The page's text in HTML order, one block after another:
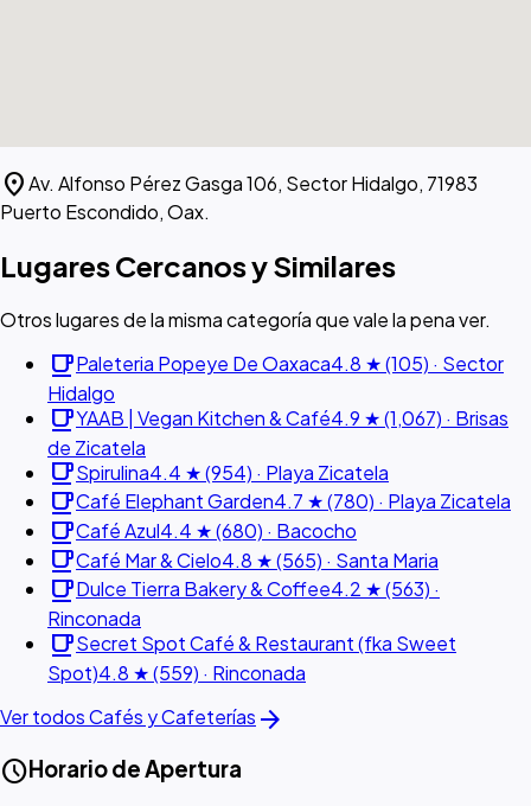
location_onAv. Alfonso Pérez Gasga 106, Sector Hidalgo, 71983
Puerto Escondido, Oax.
Lugares Cercanos y Similares
Otros lugares de la misma categoría que vale la pena ver.
local_cafePaleteria Popeye De Oaxaca4.8 ★ (105) · Sector
Hidalgo
local_cafeYAAB | Vegan Kitchen & Café4.9 ★ (1,067) · Brisas
de Zicatela
local_cafeSpirulina4.4 ★ (954) · Playa Zicatela
local_cafeCafé Elephant Garden4.7 ★ (780) · Playa Zicatela
local_cafeCafé Azul4.4 ★ (680) · Bacocho
local_cafeCafé Mar & Cielo4.8 ★ (565) · Santa Maria
local_cafeDulce Tierra Bakery & Coffee4.2 ★ (563) ·
Rinconada
local_cafeSecret Spot Café & Restaurant (fka Sweet
Spot)4.8 ★ (559) · Rinconada
Ver todos Cafés y Cafeterías arrow_forward
scheduleHorario de Apertura